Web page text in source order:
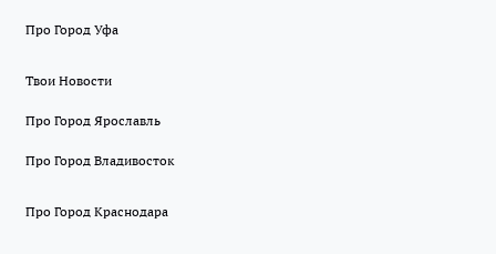
Про Город Уфа
Твои Новости
Про Город Ярославль
Про Город Владивосток
Про Город Краснодара